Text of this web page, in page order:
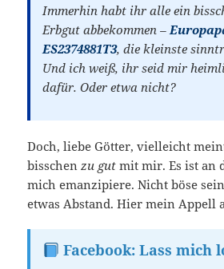
Immerhin habt ihr alle ein
Erbgut abbekommen –
ES2374881T3, die kleinste
Und ich weiß, ihr seid mir
dafür. Oder etwa nicht?
Doch, liebe Götter, vielleicht
bisschenzu gut mit mir. Es ist an
mich emanzipiere. Nicht böse
etwas Abstand. Hier mein Appell
Facebook: Lass mich